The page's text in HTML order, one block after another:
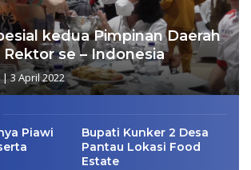
kedua Pimpinan Daerah
se – Indonesia
|3 April 2022
Piawi
Bupati Kunker 2 Desa
Pantau Lokasi Food
Estate